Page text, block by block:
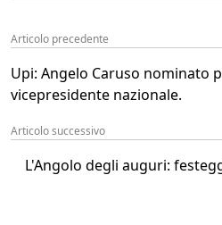
Articolo precedente
Upi: Angelo Caruso nominato
vicepresidente nazionale.
Articolo successivo
L'Angolo degli auguri: